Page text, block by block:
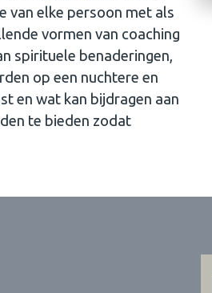
van elke persoon met als
vormen van coaching
spirituele benaderingen,
op een nuchtere en
en wat kan bijdragen aan
te bieden zodat